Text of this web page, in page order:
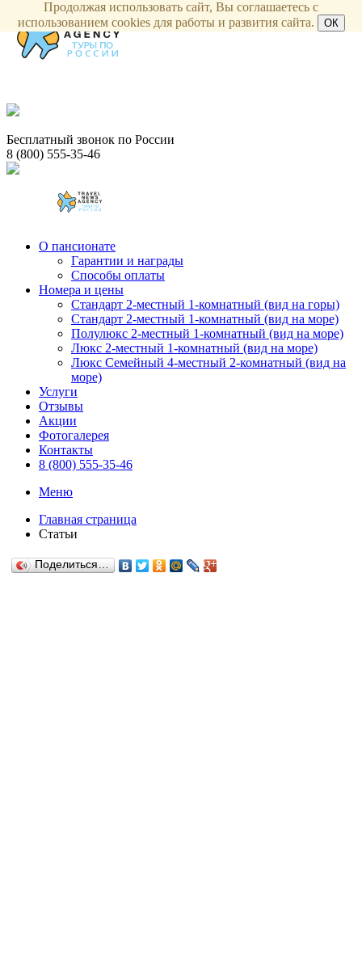
Бесплатный звонок по России
8 (800) 555-35-46
О пансионате
Гарантии и награды
Способы оплаты
Номера и цены
Стандарт 2-местный 1-комнатный (вид на горы)
Стандарт 2-местный 1-комнатный (вид на море)
Полулюкс 2-местный 1-комнатный (вид на море)
Люкс 2-местный 1-комнатный (вид на море)
Люкс Семейный 4-местный 2-комнатный (вид на
море)
Услуги
Отзывы
Акции
Фотогалерея
Контакты
8 (800) 555-35-46
Меню
Главная страница
Статьи
Поделиться…
Продолжая использовать сайт, Вы соглашаетесь с
использованием cookies для работы и развития сайта.
ОК